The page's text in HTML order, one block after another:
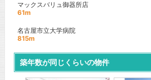
マックスバリュ御器所店
61m
名古屋市立大学病院
815m
築年数が同じくらいの物件